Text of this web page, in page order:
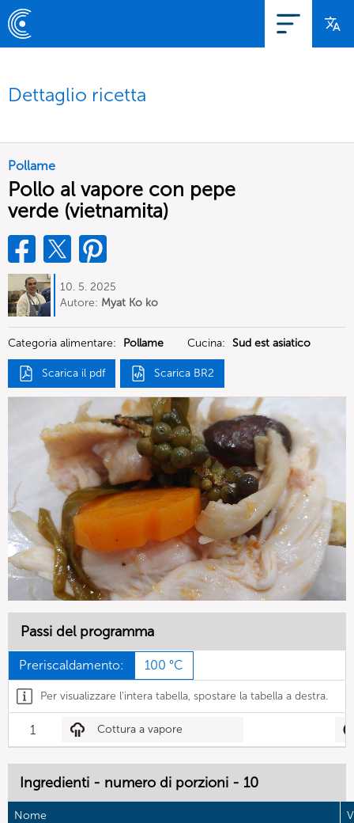
Dettaglio ricetta
Pollame
Pollo al vapore con pepe
verde (vietnamita)
10. 5. 2025
Autore: Myat Ko ko
Categoria alimentare: Pollame Cucina: Sud est asiatico
Scarica il pdf Scarica BR2
Passi del programma
Preriscaldamento: 100 °C
Per visualizzare l'intera tabella, spostare la tabella a destra.
1 Cottura a vapore
Ingredienti - numero di porzioni - 10
Nome